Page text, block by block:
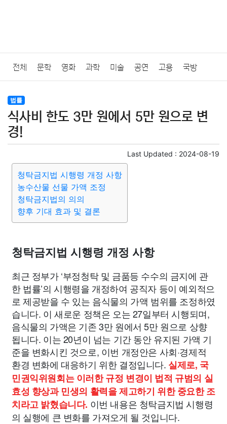
전체 문학 영화 과학 미술 공연 고용 국방
법률
질병 가요 방송 일상 주식 암호화폐 블록체인
미용 증권 인테리어
요리 상품리뷰 원예 금융
대출 자동차 취미 여행
법률
식사비 한도 3만 원에서 5만 원으로 변
경!
Last Updated : 2024-08-19
청탁금지법 시행령 개정 사항
농수산물 선물 가액 조정
청탁금지법의 의의
향후 기대 효과 및 결론
청탁금지법 시행령 개정 사항
최근 정부가 ‘부정청탁 및 금품등 수수의 금지에 관
한 법률’의 시행령을 개정하여 공직자 등이 예외적으
로 제공받을 수 있는 음식물의 가액 범위를 조정하였
습니다. 이 새로운 정책은 오는 27일부터 시행되며,
음식물의 가액은 기존 3만 원에서 5만 원으로 상향
됩니다. 이는 20년이 넘는 기간 동안 유지된 가액 기
준을 변화시킨 것으로, 이번 개정안은 사회·경제적
환경 변화에 대응하기 위한 결정입니다. 실제로, 국
민권익위원회는 이러한 규정 변경이 법적 규범의 실
효성 향상과 민생의 활력을 제고하기 위한 중요한 조
치라고 밝혔습니다. 이번 내용은 청탁금지법 시행령
의 실행에 큰 변화를 가져오게 될 것입니다.